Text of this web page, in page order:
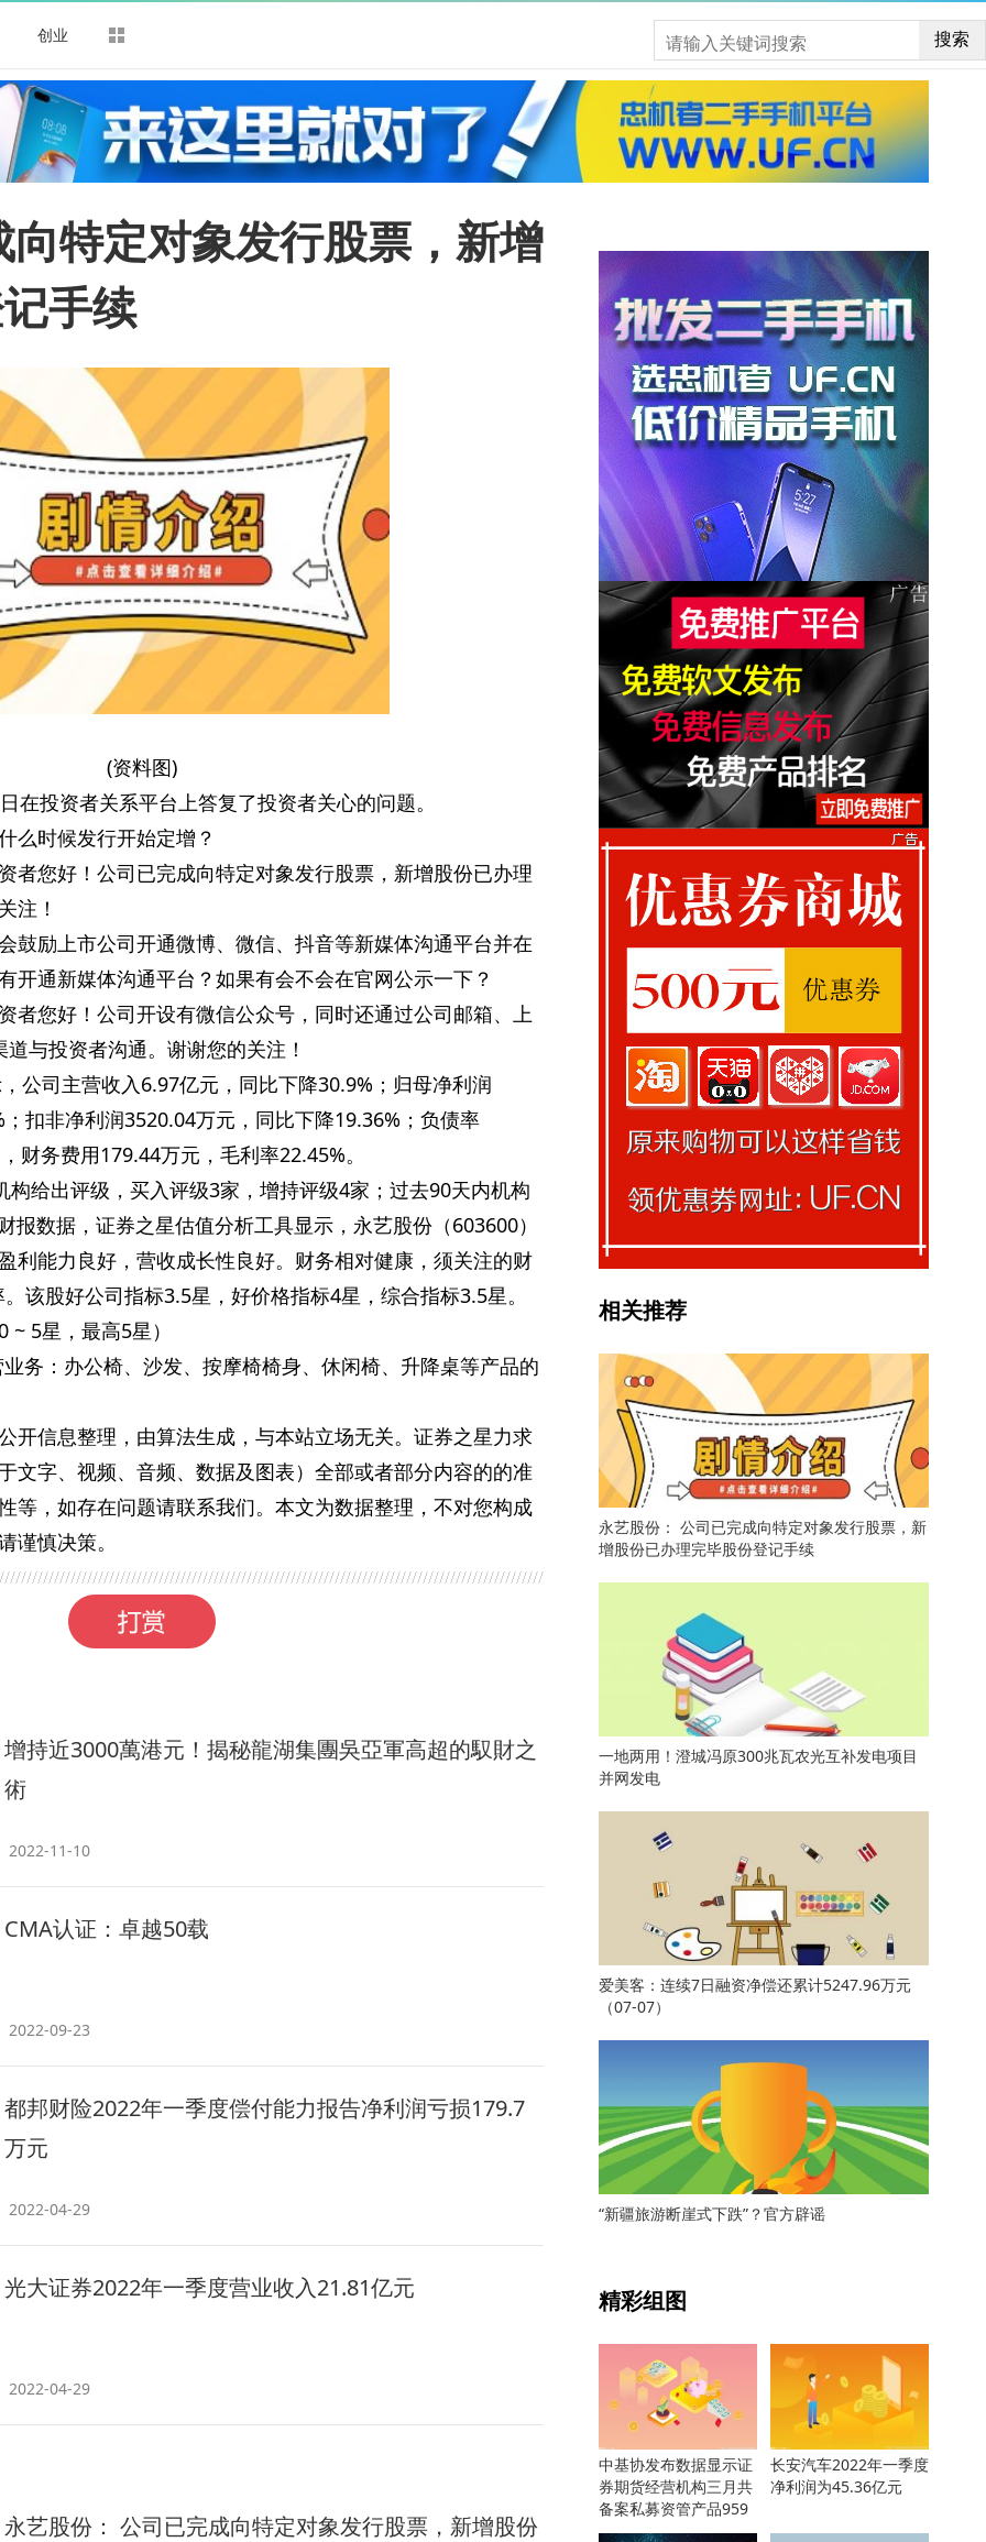
创业 搜索
特定对象发行股票，新增
手续
(资料图)
在投资者关系平台上答复了投资者关心的问题。
么时候发行开始定增？
者您好！公司已完成向特定对象发行股票，新增股份已办理
注！
鼓励上市公司开通微博、微信、抖音等新媒体沟通平台并在
开通新媒体沟通平台？如果有会不会在官网公示一下？
者您好！公司开设有微信公众号，同时还通过公司邮箱、上
与投资者沟通。谢谢您的关注！
公司主营收入6.97亿元，同比下降30.9%；归母净利润
扣非净利润3520.04万元，同比下降19.36%；负债率
财务费用179.44万元，毛利率22.45%。
构给出评级，买入评级3家，增持评级4家；过去90天内机构
报数据，证券之星估值分析工具显示，永艺股份（603600）
利能力良好，营收成长性良好。财务相对健康，须关注的财
该股好公司指标3.5星，好价格指标4星，综合指标3.5星。
5星，最高5星）
务：办公椅、沙发、按摩椅椅身、休闲椅、升降桌等产品的
开信息整理，由算法生成，与本站立场无关。证券之星力求
文字、视频、音频、数据及图表）全部或者部分内容的的准
等，如存在问题请联系我们。本文为数据整理，不对您构成
谨慎决策。
增持近3000萬港元！揭秘龍湖集團吳亞軍高超的馭財之
術
2022-11-10
CMA认证：卓越50载
2022-09-23
都邦财险2022年一季度偿付能力报告净利润亏损179.7
万元
2022-04-29
光大证券2022年一季度营业收入21.81亿元
2022-04-29
永艺股份： 公司已完成向特定对象发行股票，新增股份
相关推荐
永艺股份： 公司已完成向特定对象发行股票，新
增股份已办理完毕股份登记手续
一地两用！澄城冯原300兆瓦农光互补发电项目
并网发电
爱美客：连续7日融资净偿还累计5247.96万元
（07-07）
“新疆旅游断崖式下跌”？官方辟谣
精彩组图
中基协发布数据显示证
券期货经营机构三月共
备案私募资管产品959
只
长安汽车2022年一季度
净利润为45.36亿元